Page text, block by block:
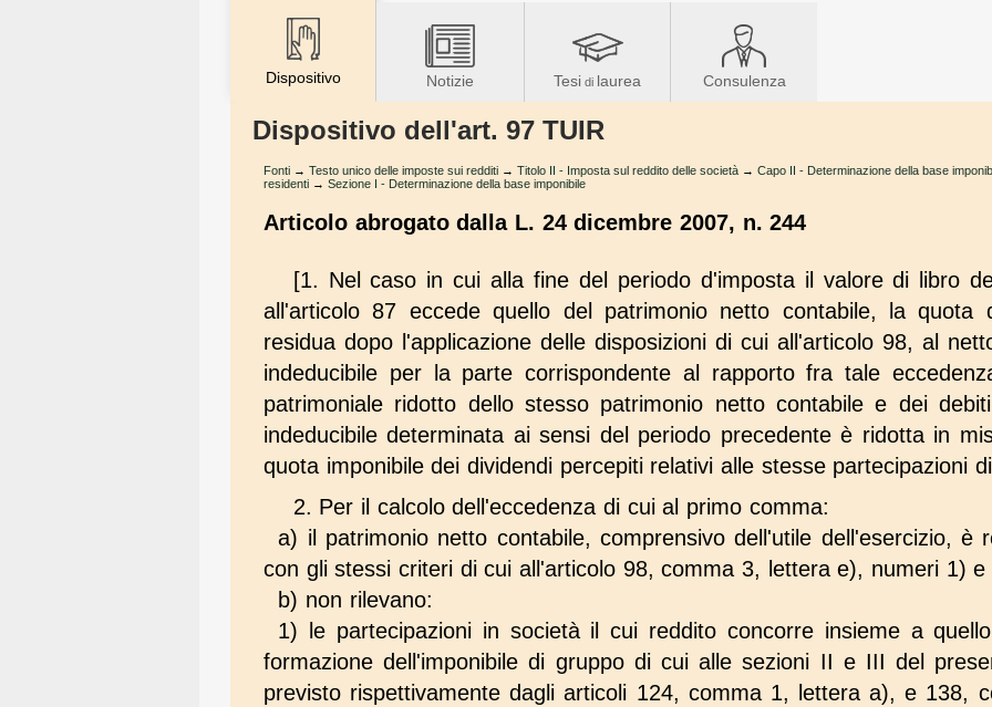
Dispositivo Notizie Tesi di laurea Consulenza
Dispositivo dell'art. 97 TUIR
Fonti → Testo unico delle imposte sui redditi → Titolo II - Imposta sul reddito delle società → Capo II - Determinazione della base
residenti → Sezione I - Determinazione della base imponibile
Articolo abrogato dalla L. 24 dicembre 2007, n. 244
[1. Nel caso in cui alla fine del periodo d'imposta il valore di libro
all'articolo 87 eccede quello del patrimonio netto contabile, la quota
residua dopo l'applicazione delle disposizioni di cui all'articolo 98, al
indeducibile per la parte corrispondente al rapporto fra tale
patrimoniale ridotto dello stesso patrimonio netto contabile e dei
indeducibile determinata ai sensi del periodo precedente è ridotta in
quota imponibile dei dividendi percepiti relativi alle stesse partecipazioni
2. Per il calcolo dell'eccedenza di cui al primo comma:
a) il patrimonio netto contabile, comprensivo dell'utile dell'esercizio, è
con gli stessi criteri di cui all'articolo 98, comma 3, lettera e), numeri 1) e
b) non rilevano:
1) le partecipazioni in società il cui reddito concorre insieme a
formazione dell'imponibile di gruppo di cui alle sezioni II e III del
previsto rispettivamente dagli articoli 124, comma 1, lettera a), e 138,